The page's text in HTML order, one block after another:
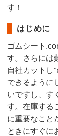
す！
はじめに
ゴムシート
す。さらには
自社カットし
できるように
いですし、す
す。在庫する
に重要なこと
ときにすぐに